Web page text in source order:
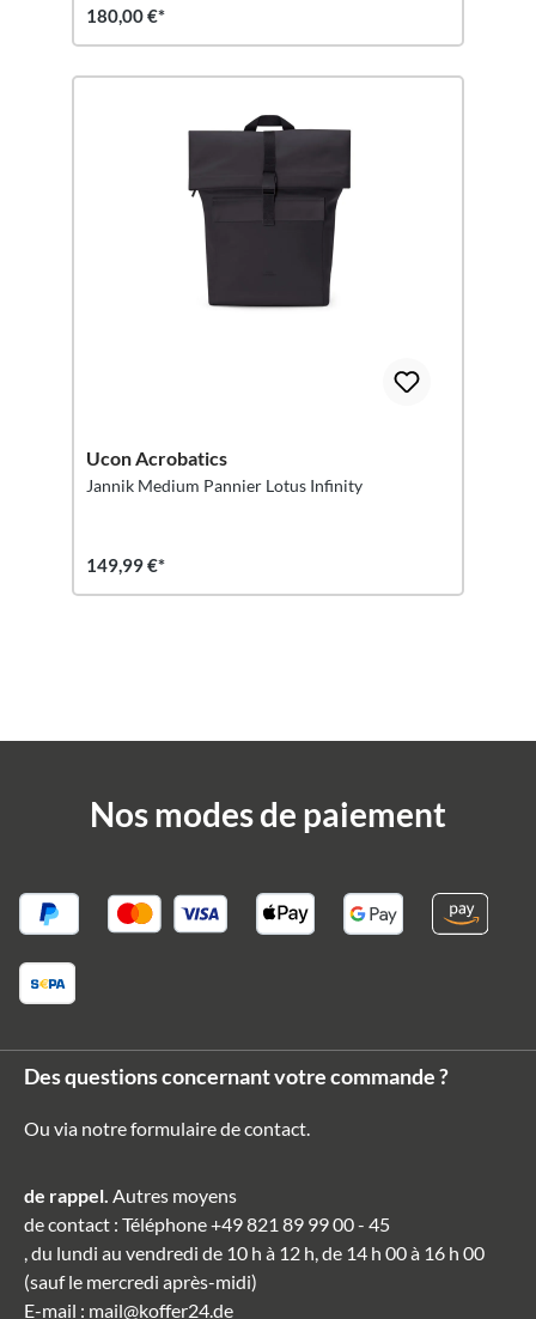
180,00 €*
Ucon Acrobatics
Jannik Medium Pannier Lotus Infinity
149,99 €*
Nos modes de paiement
Des questions concernant votre commande ?
Ou via notre formulaire de contact.
de rappel. Autres moyens
de contact : Téléphone+49 821 89 99 00 - 45
, du lundi au vendredi de 10 h à 12 h, de 14 h 00 à 16 h 00
(sauf le mercredi après-midi)
E-mail : mail@koffer24.de